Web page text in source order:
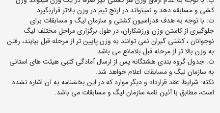
کشی و مسابقه دهد و نمیتواند در ارنج تیم در وزن بالاتر قراربگیرد.
ت: با توجه به هدف فدراسیون کشتی و سازمان لیگ و مسابقات برای
جلوگیری از کاستن وزن ورزشکاران، در طول برگزاری مراحل مختلف لیگ
نوجوانان ، کشتی گیران نمی توانند به وزن پایین تر از مرحله قبل بیایند، رفتن
به وزن بالا تر از مرحله قبل بلامانع می باشد.
ث: جدول گروه بندی هشتگانه پس از ارسال آمادگی کتبی هیئت های استانی
به سازمان لیگ و مسابقات اعلام خواهد شد.
نکته: شرایط عقد قرارداد و دیگر موارد که در این بخشنامه به آن اشاره نشده
است، مطابق با آئین نامه سازمان لیگ و مسابقات می باشد.